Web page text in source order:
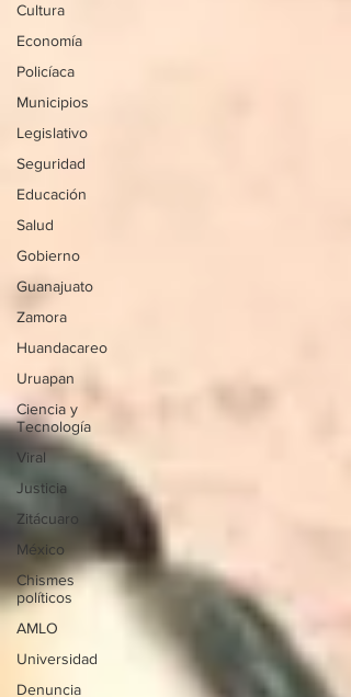
Cultura
Economía
Policíaca
Municipios
Legislativo
Seguridad
Educación
Salud
Gobierno
Guanajuato
Zamora
Huandacareo
Uruapan
Ciencia y
Tecnología
Viral
Justicia
Zitácuaro
México
Chismes
políticos
AMLO
Universidad
Denuncia